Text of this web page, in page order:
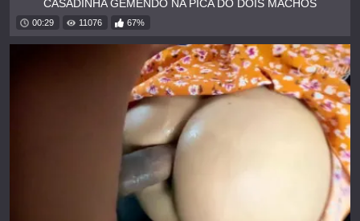
CASADINHA GEMENDO NA PICA DO DOIS MACHOS
00:29 11076 67%